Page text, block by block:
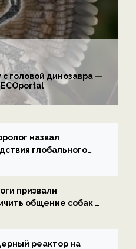
головой динозавра —
назвал
глобального
призвали
общение собак с
реактор на